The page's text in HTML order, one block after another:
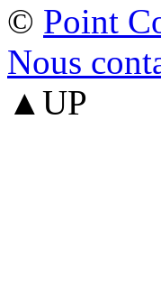
© Point
Nous
▲UP